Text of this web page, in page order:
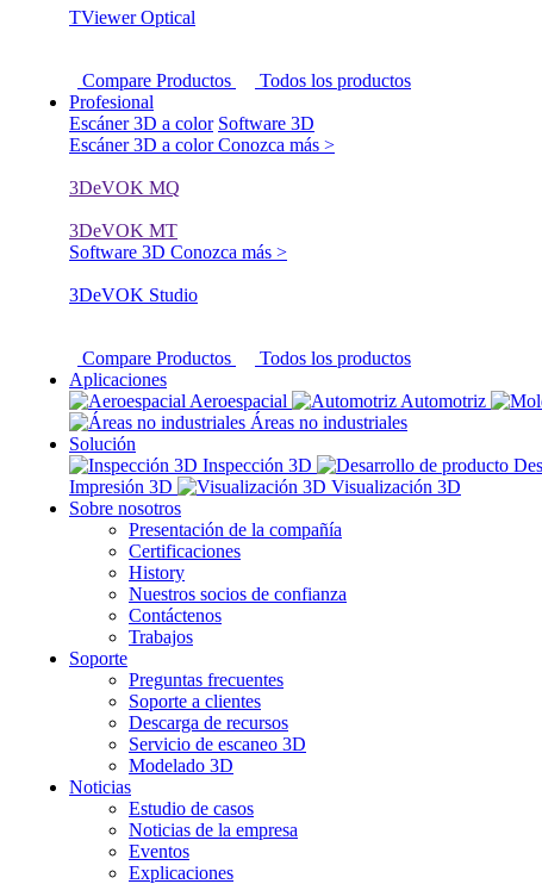
TViewer Optical
Compare Productos
Todos los productos
Profesional
Escáner 3D a color Software 3D
Escáner 3D a colorConozca más >
3DeVOK MQ
3DeVOK MT
Software 3D Conozca más >
3DeVOK Studio
Compare Productos
Todos los productos
Aplicaciones
Aeroespacial
Automotriz
Áreas no industriales
Solución
Inspección 3D
Impresión 3D
Visualización 3D
Sobre nosotros
Presentación de la compañía
Certificaciones
History
Nuestros socios de confianza
Contáctenos
Trabajos
Soporte
Preguntas frecuentes
Soporte a clientes
Descarga de recursos
Servicio de escaneo 3D
Modelado 3D
Noticias
Estudio de casos
Noticias de la empresa
Eventos
Explicaciones